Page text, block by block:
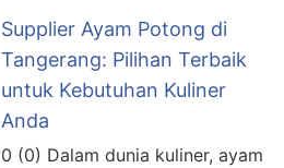
Supplier Ayam Potong di
Tangerang: Pilihan Terbaik
untuk Kebutuhan Kuliner
Anda
0 (0) Dalam dunia kuliner, ayam